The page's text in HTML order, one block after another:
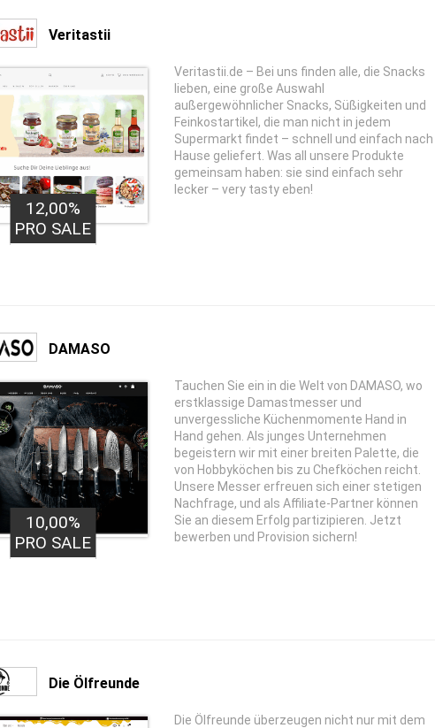
Veritastii
12,00%
PRO SALE
Veritastii.de – Bei uns finden alle, die Snacks
lieben, eine große Auswahl
außergewöhnlicher Snacks, Süßigkeiten und
Feinkostartikel, die man nicht in jedem
Supermarkt findet – schnell und einfach nach
Hause geliefert. Was all unsere Produkte
gemeinsam haben: sie sind einfach sehr
lecker – very tasty eben!
DAMASO
10,00%
PRO SALE
Tauchen Sie ein in die Welt von DAMASO, wo
erstklassige Damastmesser und
unvergessliche Küchenmomente Hand in
Hand gehen. Als junges Unternehmen
begeistern wir mit einer breiten Palette, die
von Hobbyköchen bis zu Chefköchen reicht.
Unsere Messer erfreuen sich einer stetigen
Nachfrage, und als Affiliate-Partner können
Sie an diesem Erfolg partizipieren. Jetzt
bewerben und Provision sichern!
Die Ölfreunde
Die Ölfreunde überzeugen nicht nur mit dem